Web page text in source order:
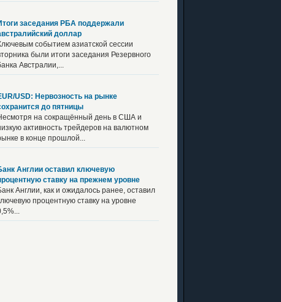
заседания РБА поддержали
доллар
событием азиатской сессии
были итоги заседания Резервного
Австралии,...
USD: Нервозность на рынке
до пятницы
на сокращённый день в США и
активность трейдеров на валютном
в конце прошлой...
Англии оставил ключевую
ставку на прежнем уровне
Англии, как и ожидалось ранее, оставил
процентную ставку на уровне